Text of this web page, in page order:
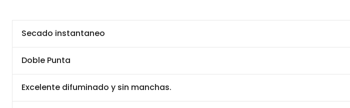
Secado instantaneo
Doble Punta
Excelente difuminado y sin manchas.